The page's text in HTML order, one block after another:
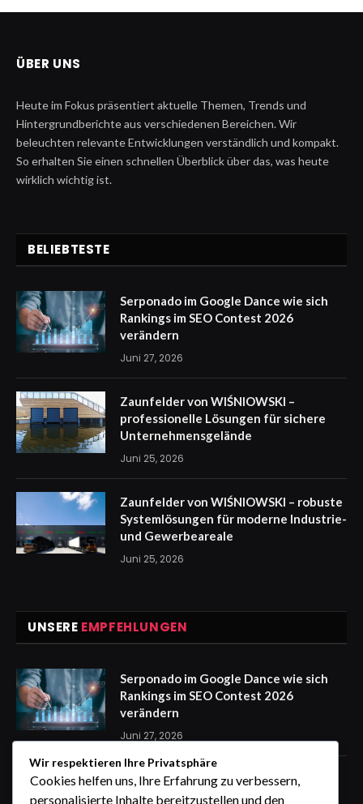
ÜBER UNS
Heute im Fokus präsentiert aktuelle Themen, Trends und
Hintergrundberichte aus verschiedenen Bereichen. Wir
beleuchten relevante Entwicklungen verständlich und kompakt.
So erhalten Sie einen schnellen Überblick über das, was heute
wirklich wichtig ist.
BELIEBTESTE
Serponado im Google Dance wie sich
Rankings im SEO Contest 2026
verändern
Juni 27, 2026
Zaunfelder von WIŚNIOWSKI –
professionelle Lösungen für sichere
Unternehmensgelände
Juni 25, 2026
Zaunfelder von WIŚNIOWSKI – robuste
Systemlösungen für moderne Industrie-
und Gewerbeareale
Juni 25, 2026
UNSERE EMPFEHLUNGEN
Serponado im Google Dance wie sich
Rankings im SEO Contest 2026
verändern
Juni 27, 2026
Zaunfelder von WIŚNIOWSKI –
professionelle Lösungen für sichere
Wir respektieren Ihre Privatsphäre
Cookies helfen uns, Ihre Erfahrung zu verbessern,
personalisierte Inhalte bereitzustellen und den